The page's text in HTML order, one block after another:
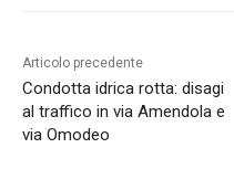
Articolo precedente
Condotta idrica rotta: disagi
al traffico in via Amendola e
via Omodeo